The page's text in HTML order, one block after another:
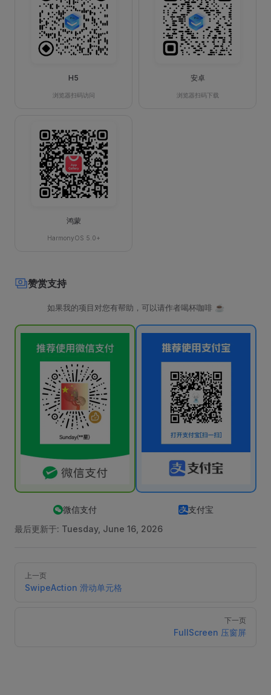
H5
浏览器扫码访问
安卓
浏览器扫码下载
鸿蒙
HarmonyOS 5.0+
赞赏支持
如果我的项目对您有帮助，可以请作者喝杯咖啡 ☕️
微信支付
支付宝
最后更新于: Tuesday, June 16, 2026
Pager
上一页
SwipeAction 滑动单元格
下一页
FullScreen 压窗屏